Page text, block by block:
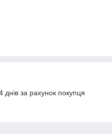
за рахунок покупця